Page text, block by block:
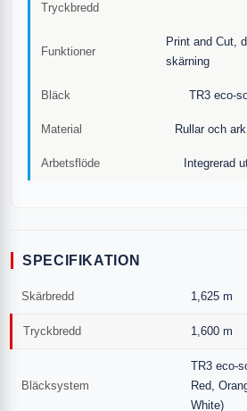
Tryckbredd
Funktioner
Print and Cut,
skärning
Bläck TR3 eco-
Material Rullar och
Arbetsflöde Integrerad
SPECIFIKATION
Skärbredd 1,625 m
Tryckbredd 1,600 m
Bläcksystem
TR3 eco-
Red,
White)